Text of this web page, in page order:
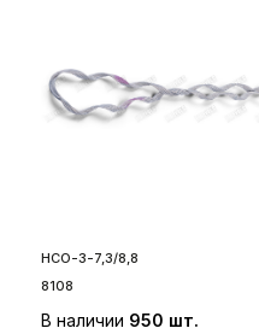
НСО-3-7,3/8,8
8108
В наличии 950 шт.